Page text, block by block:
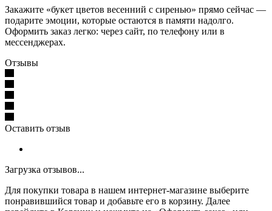
Закажите «букет цветов весенний с сиренью» прямо сейчас —
подарите эмоции, которые остаются в памяти надолго.
Оформить заказ легко: через сайт, по телефону или в
мессенджерах.
Отзывы
Оставить отзыв
Загрузка отзывов...
Для покупки товара в нашем интернет-магазине выберите
понравившийся товар и добавьте его в корзину. Далее